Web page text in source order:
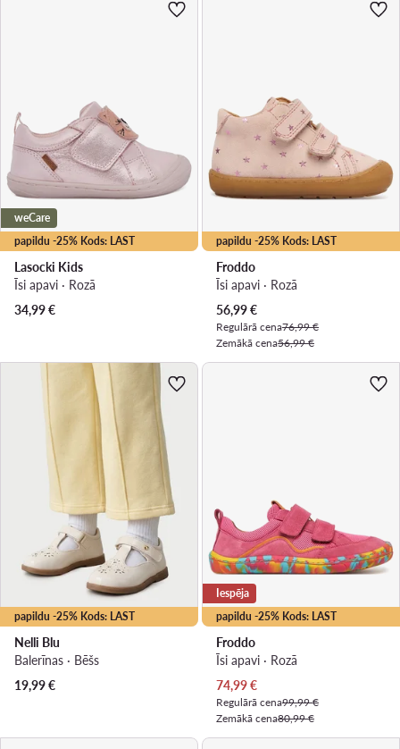
papildu -25% Kods: LAST
weCare
Lasocki Kids
Īsi apavi · Rozā
34,99€
papildu -25% Kods: LAST
Froddo
Īsi apavi · Rozā
Pašreizējā cena
56,99€
Regulārā cena76,99 €
Zemākā cena56,99 €
papildu -25% Kods: LAST
Nelli Blu
Balerīnas · Bēšs
19,99€
papildu -25% Kods: LAST
Iespēja
Froddo
Īsi apavi · Rozā
Pašreizējā cena
74,99€
Regulārā cena99,99 €
Zemākā cena80,99 €